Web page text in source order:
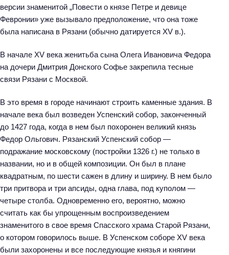
версии знаменитой „Повести о князе Петре и девице
Февронии» уже вызывало предположение, что она тоже
была написана в Рязани (обычно датируется XV в.).
В начале XV века женитьба сына Олега Ивановича Федора
на дочери Дмитрия Донского Софье закрепила тесные
связи Рязани с Москвой.
В это время в городе начинают строить каменные здания. В
начале века был возведен Успенский собор, законченный
до 1427 года, когда в нем был похоронен великий князь
Федор Ольгович. Рязанский Успенский собор —
подражание московскому (постройки 1326 г.) не только в
названии, но и в общей композиции. Он был в плане
квадратным, по шести сажен в длину и ширину. В нем было
три притвора и три апсиды, одна глава, под куполом —
четыре столба. Одновременно его, вероятно, можно
считать как бы упрощенным воспроизведением
знаменитого в свое время Спасского храма Старой Рязани,
о котором говорилось выше. В Успенском соборе XV века
были захоронены и все последующие князья и княгини